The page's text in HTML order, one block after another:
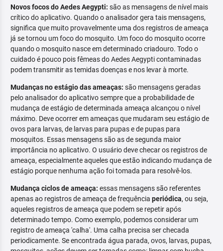
Novos focos do Aedes Aegypti: são as mensagens de nível mais
crítico do aplicativo. Quando o analisador gera tais mensagens,
significa que muito provavelmente uma dos registros de ameaça
já se tornou um foco do mosquito. Um foco do mosquito ocorre
quando o mosquito nasce em determinado criadouro. Todo o
cuidado é pouco pois fêmeas do Aedes Aegypti contaminadas
podem transmitir as temidas doenças e nos levar à morte.
Mudanças no estágio das ameaças: são mensagens geradas
pelo analisador do aplicativo sempre que a probabilidade de
mudança de estágio de determinada ameaça alcançou o nível
máximo. Deve ocorrer em ameaças que mudaram seu estágio de
ovos para larvas, de larvas para pupas e de pupas para
mosquitos. Essas mensagens são as de segunda maior
importância no aplicativo. O usuário deve checar os registros de
ameaça, especialmente aqueles que estão indicando mudança de
estágio porque nenhuma ação foi tomada para resolvê-los.
Mudança ciclos de ameaça: essas mensagens são referentes
apenas ao registros de ameaça de frequência periódica, ou seja,
aqueles registros de ameaça que podem se repetir após
determinado tempo. Como exemplo, podemos considerar um
registro de ameaça 'calha'. Uma calha precisa ser checada
periodicamente. Se encontrada água parada, ovos, larvas, pupas,